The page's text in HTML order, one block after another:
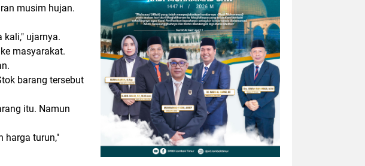
musim hujan.
kali," ujarnya.
masyarakat.
barang tersebut
itu. Namun
harga turun,"